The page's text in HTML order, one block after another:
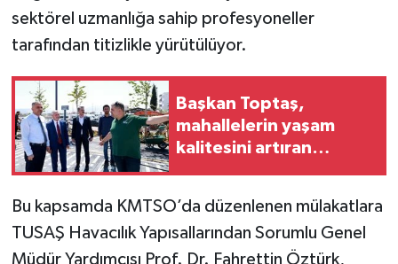
sektörel uzmanlığa sahip profesyoneller
tarafından titizlikle yürütülüyor.
Başkan Toptaş,
mahallelerin yaşam
kalitesini artıran
Bu kapsamda KMTSO’da düzenlenen mülakatlara
TUSAŞ Havacılık Yapısallarından Sorumlu Genel
Müdür Yardımcısı Prof. Dr. Fahrettin Öztürk,